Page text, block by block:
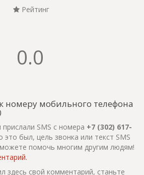
Рейтинг
0.0
номеру мобильного телефона
SMS с номера +7 (302) 617-
был, цель звонка или текст SMS
помочь многим другим людям!
здесь свой комментарий, станьте